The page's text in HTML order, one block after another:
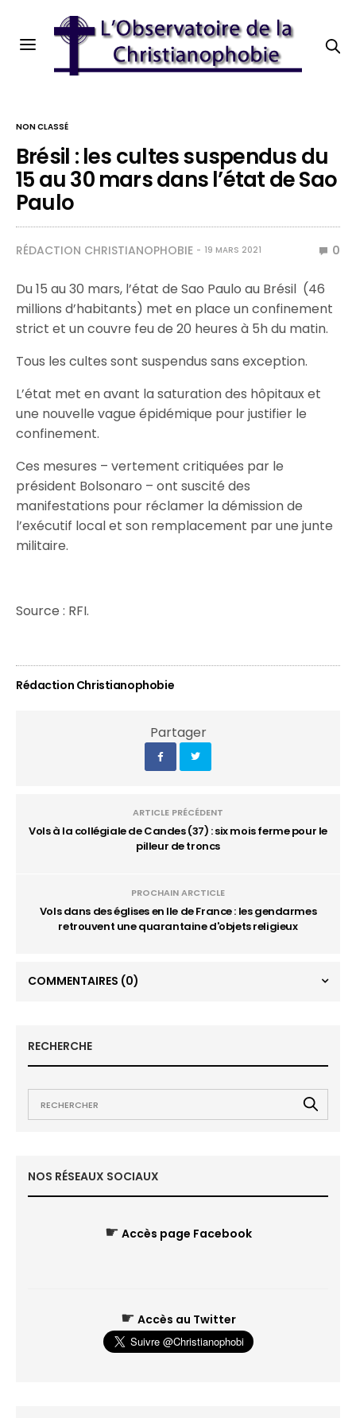
NON CLASSÉ
Brésil : les cultes suspendus du
15 au 30 mars dans l’état de Sao
Paulo
RÉDACTION CHRISTIANOPHOBIE 19 MARS 2021 0
Du 15 au 30 mars, l’état de Sao Paulo au Brésil (46
millions d’habitants) met en place un confinement
strict et un couvre feu de 20 heures à 5h du matin.
Tous les cultes sont suspendus sans exception.
L’état met en avant la saturation des hôpitaux et
une nouvelle vague épidémique pour justifier le
confinement.
Ces mesures – vertement critiquées par le
président Bolsonaro – ont suscité des
manifestations pour réclamer la démission de
l’exécutif local et son remplacement par une junte
militaire.
Source : RFI.
Rédaction Christianophobie
Partager
ARTICLE PRÉCÉDENT
Vols à la collégiale de Candes (37) : six mois ferme pour le
pilleur de troncs
PROCHAIN ARCTICLE
Vols dans des églises en Ile de France : les gendarmes
retrouvent une quarantaine d'objets religieux
COMMENTAIRES (0)
RECHERCHE
NOS RÉSEAUX SOCIAUX
☛ Accès page Facebook
☛ Accès au Twitter